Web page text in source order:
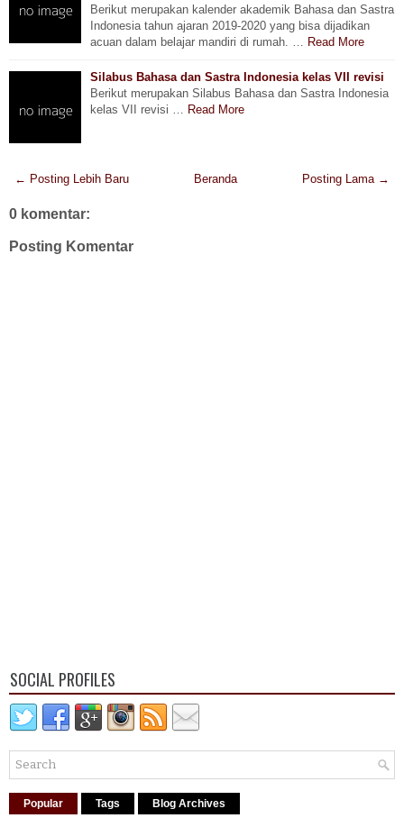
Berikut merupakan kalender akademik Bahasa dan Sastra
Indonesia tahun ajaran 2019-2020 yang bisa dijadikan
acuan dalam belajar mandiri di rumah. … Read More
Silabus Bahasa dan Sastra Indonesia kelas VII revisi
Berikut merupakan Silabus Bahasa dan Sastra Indonesia
kelas VII revisi … Read More
← Posting Lebih Baru Posting Lama →
Beranda
0 komentar:
Posting Komentar
SOCIAL PROFILES
Popular Tags Blog Archives